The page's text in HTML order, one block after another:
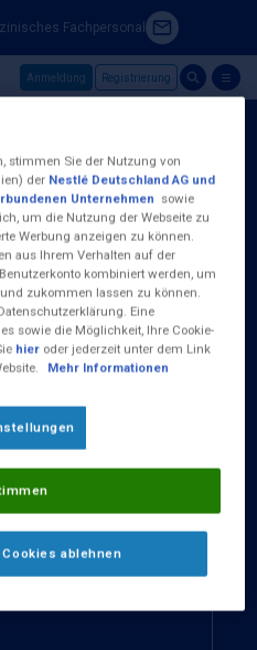
Fachpersonal
Anmeldung Registrierung
GmbH
Fest- und
von 09:00
stimmen Sie der Nutzung von
der Nestlé Deutschland AG und
Unternehmen sowie
um die Nutzung der Webseite zu
Werbung anzeigen zu können.
aus Ihrem Verhalten auf der
kombiniert werden, um
zukommen lassen zu können.
Eine
sowie die Möglichkeit, Ihre Cookie-
hier oder jederzeit unter dem Link
Mehr Informationen
ablehnen